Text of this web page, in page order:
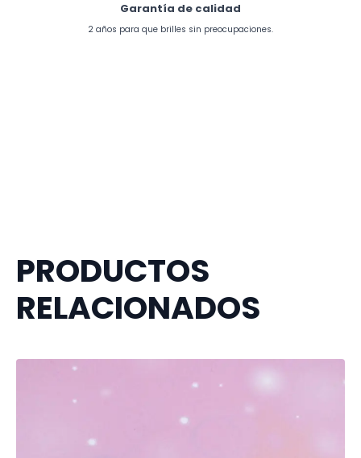
Garantía de calidad
2 años para que brilles sin preocupaciones.
PRODUCTOS
RELACIONADOS